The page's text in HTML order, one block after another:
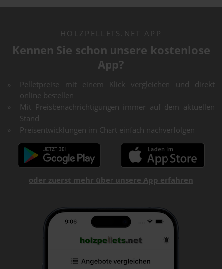
HOLZPELLETS.NET APP
Kennen Sie schon unsere kostenlose
App?
Pelletpreise mit einem Klick vergleichen und direkt
online bestellen
Mit Preisbenachrichtigungen immer auf dem aktuellen
Stand
Preisentwicklungen im Chart einfach nachverfolgen
oder zuerst mehr über unsere App erfahren